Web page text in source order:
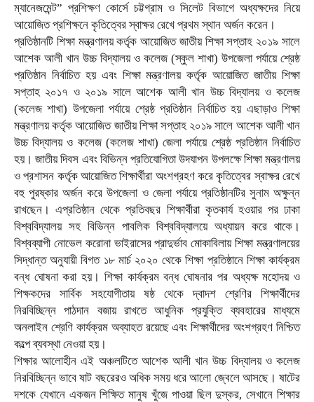
ম্যানেজমেন্ট” প্রশিক্ষণ কোর্সে চট্টগ্রাম ও সিলেট বিভাগে অধ্যক্ষদের নিয়ে
আয়োজিত প্রশিক্ষনে কৃতিত্বের স্বাক্ষর রেখে প্রথম স্থান অর্জন করেন।
প্রতিষ্ঠানটি শিক্ষা মন্ত্রণালয় কর্তৃক আয়োজিত জাতীয় শিক্ষা সপ্তাহ ২০১৯ সালে
আশেক আলী খান উচ্চ বিদ্যালয় ও কলেজ (স্কুল শাখা) উপজেলা পর্যায়ে শ্রেষ্ঠ
প্রতিষ্ঠান নির্বাচিত হয় এবং শিক্ষা মন্ত্রণালয় কর্তৃক আয়োজিত জাতীয় শিক্ষা
সপ্তাহ ২০১৭ ও ২০১৯ সালে আশেক আলী খান উচ্চ বিদ্যালয় ও কলেজ
(কলেজ শাখা) উপজেলা পর্যায়ে শ্রেষ্ঠ প্রতিষ্ঠান নির্বাচিত হয় এছাড়াও শিক্ষা
মন্ত্রণালয় কর্তৃক আয়োজিত জাতীয় শিক্ষা সপ্তাহ ২০১৯ সালে আশেক আলী খান
উচ্চ বিদ্যালয় ও কলেজ (কলেজ শাখা) জেলা পর্যায়ে শ্রেষ্ঠ প্রতিষ্ঠান নির্বাচিত
হয়। জাতীয় দিবস এবং বিভিন্ন প্রতিযোগিতা উদযাপন উপলক্ষে শিক্ষা মন্ত্রণালয়
ও প্রশাসন কর্তৃক আয়োজিত শিক্ষার্থীরা অংশগ্রহণ করে কৃতিত্বের স্বাক্ষর রেখে
বহু পুরষ্কার অর্জন করে উপজেলা ও জেলা পর্যায়ে প্রতিষ্ঠানটির সুনাম অক্ষুন্ন
রাখছেন। এপ্রতিষ্ঠান থেকে প্রতিবছর শিক্ষার্থীরা কৃতকার্য হওয়ার পর ঢাকা
বিশ্ববিদ্যালয় সহ বিভিন্ন পাবলিক বিশ্ববিদ্যালয়ে অধ্যায়ন করে থাকে।
বিশ্বব্যাপী নোভেল করোনা ভাইরাসের প্রাদুর্ভাব মোকাবিলায় শিক্ষা মন্ত্রণালয়ের
সিদ্ধান্ত অনুযায়ী বিগত ১৮ মার্চ ২০২০ থেকে শিক্ষা প্রতিষ্ঠানে শিক্ষা কার্যক্রম
বন্ধ ঘোষনা করা হয়। শিক্ষা কার্যক্রম বন্ধ ঘোষনার পর অধ্যক্ষ মহোদয় ও
শিক্ষকদের সার্বিক সহযোগীতায় ষষ্ঠ থেকে দ্বাদশ শ্রেণির শিক্ষার্থীদের
নিরবিচ্ছিন্ন পাঠদান বজায় রাখতে আধুনিক প্রযুক্তি ব্যবহারের মাধ্যমে
অনলাইন শ্রেণি কার্যক্রম অব্যাহত রয়েছে এবং শিক্ষার্থীদের অংশগ্রহণ নিশ্চিত
কল্পে ব্যবস্থা নেওয়া হয়।
শিক্ষার আলোহীন এই অঞ্চলটিতে আশেক আলী খান উচ্চ বিদ্যালয় ও কলেজ
নিরবিচ্ছিন্ন ভাবে ষাট বছরেরও অধিক সময় ধরে আলো জ্বেলে আসছে। ষাটের
দশকে যেখানে একজন শিক্ষিত মানুষ খুঁজে পাওয়া ছিল দুস্কর, সেখানে শিক্ষার